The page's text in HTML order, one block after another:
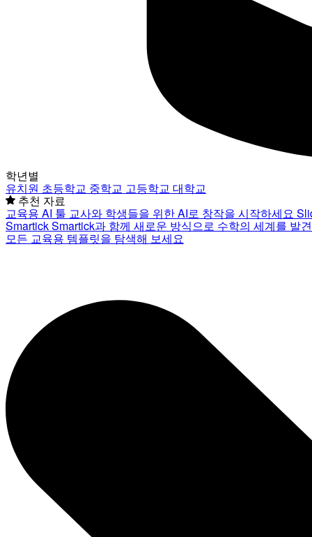
학년별
유치원 초등학교 중학교 고등학교 대학교
추천 자료
교육용 AI 툴 교사와 학생들을 위한 AI로 창작을 시작하세요
SmartickSmartick과 함께 새로운 방식으로 수학의 세계를 발
모든 교육용 템플릿을 탐색해 보세요